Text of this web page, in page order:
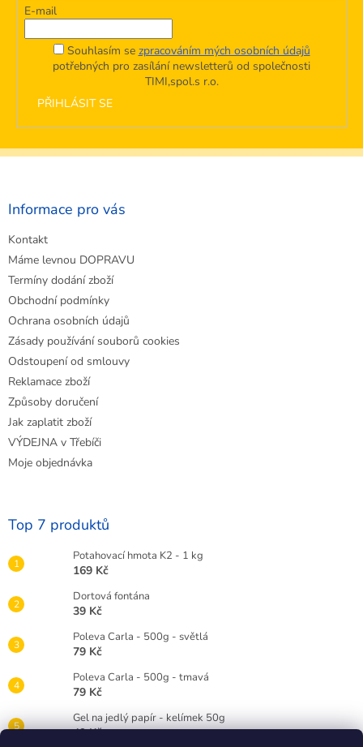
E-mail
Souhlasím se zpracováním mých osobních údajů
potřebných pro zasílání newsletterů od společnosti
TIMI,spol.s r.o.
PŘIHLÁSIT SE
Z
Informace pro vás
Kontakt
Máme levnou DOPRAVU
Termíny dodání zboží
Obchodní podmínky
Ochrana osobních údajů
Zásady používání souborů cookies
Odstoupení od smlouvy
Reklamace zboží
Způsoby doručení
Jak zaplatit zboží
VÝDEJNA v Třebíči
Moje objednávka
Top 7 produktů
Potahovací hmota K2 - 1 kg
169 Kč
Dortová fontána
39 Kč
Poleva Carla - 500g - světlá
79 Kč
Poleva Carla - 500g - tmavá
79 Kč
Gel na jedlý papír - kelímek 50g
49 Kč